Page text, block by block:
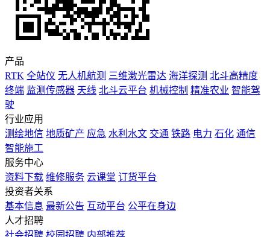
产品
RTK 全站仪 无人机航测 三维激光雷达 海洋探测 北斗高精度
终端 监测传感器 天线 北斗云平台 机械控制 精准农业 智能驾
驶
行业应用
测绘地信 地质矿产 应急 水利水文 交通 铁路 电力 石化 通信
智能施工
服务中心
资料下载 维修服务 云课堂 订货平台
投资者关系
基本信息 最新公告 互动平台 公平在身边
人才招聘